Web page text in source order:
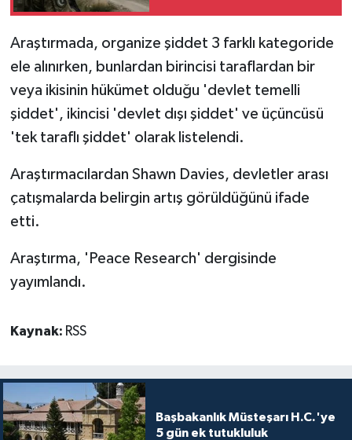
Araştırmada, organize şiddet 3 farklı kategoride
ele alınırken, bunlardan birincisi taraflardan bir
veya ikisinin hükümet olduğu 'devlet temelli
şiddet', ikincisi 'devlet dışı şiddet' ve üçüncüsü
'tek taraflı şiddet' olarak listelendi.
Araştırmacılardan Shawn Davies, devletler arası
çatışmalarda belirgin artış görüldüğünü ifade
etti.
Araştırma, 'Peace Research' dergisinde
yayımlandı.
Kaynak: RSS
Başbakanlık Müsteşarı H.C.'ye
5 gün ek tutukluluk